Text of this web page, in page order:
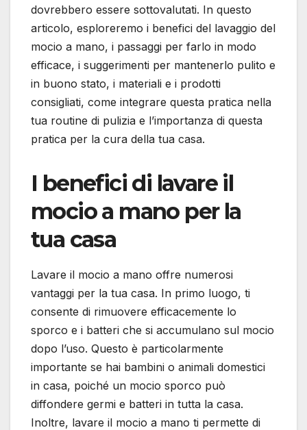
dovrebbero essere sottovalutati. In questo
articolo, esploreremo i benefici del lavaggio del
mocio a mano, i passaggi per farlo in modo
efficace, i suggerimenti per mantenerlo pulito e
in buono stato, i materiali e i prodotti
consigliati, come integrare questa pratica nella
tua routine di pulizia e l’importanza di questa
pratica per la cura della tua casa.
I benefici di lavare il
mocio a mano per la
tua casa
Lavare il mocio a mano offre numerosi
vantaggi per la tua casa. In primo luogo, ti
consente di rimuovere efficacemente lo
sporco e i batteri che si accumulano sul mocio
dopo l’uso. Questo è particolarmente
importante se hai bambini o animali domestici
in casa, poiché un mocio sporco può
diffondere germi e batteri in tutta la casa.
Inoltre, lavare il mocio a mano ti permette di